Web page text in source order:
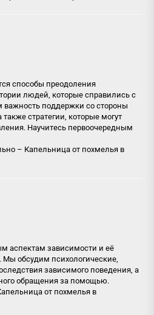
способы преодоления
людей, которые справились с
поддержки со стороны
стратегии, которые могут
Научитесь первоочередным
– Капельница от похмелья в
аспектам зависимости и её
обсудим психологические,
зависимого поведения, а
обращения за помощью.
от похмелья в